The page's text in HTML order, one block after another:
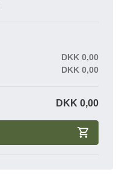
DKK 0,00
DKK 0,00
DKK 0,00